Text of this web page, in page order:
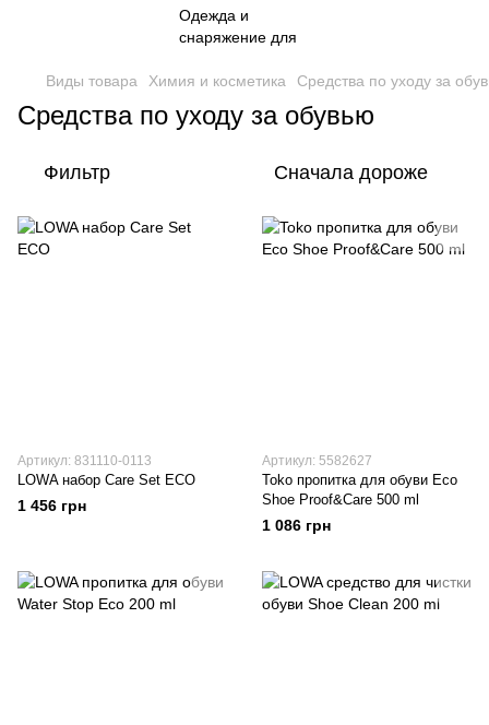
Виды товара Химия и косметика Средства по уходу за
Средства по уходу за обувью
Фильтр Сначала дороже
Артикул: 831110-0113
LOWA набор Care Set ECO
1 456 грн
Артикул: 5582627
Toko пропитка для обуви Eco
Shoe Proof&Care 500 ml
1 086 грн